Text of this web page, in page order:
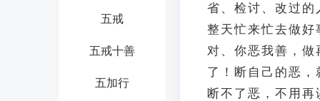
五戒
五戒十善
五加行
省、检讨、改过
整天忙来忙去做
对、你恶我善，
了！断自己的恶
断不了恶，不用